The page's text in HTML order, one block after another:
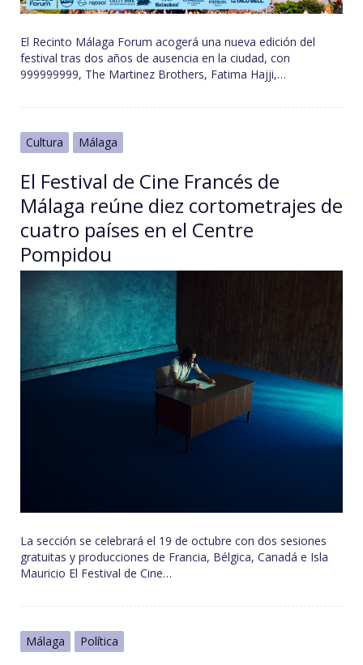
El Recinto Málaga Forum acogerá una nueva edición del
festival tras dos años de ausencia en la ciudad, con
999999999, The Martinez Brothers, Fatima Hajji,…
Cultura Málaga
El Festival de Cine Francés de
Málaga reúne diez cortometrajes de
cuatro países en el Centre
Pompidou
La sección se celebrará el 19 de octubre con dos sesiones
gratuitas y producciones de Francia, Bélgica, Canadá e Isla
Mauricio El Festival de Cine…
Málaga Política